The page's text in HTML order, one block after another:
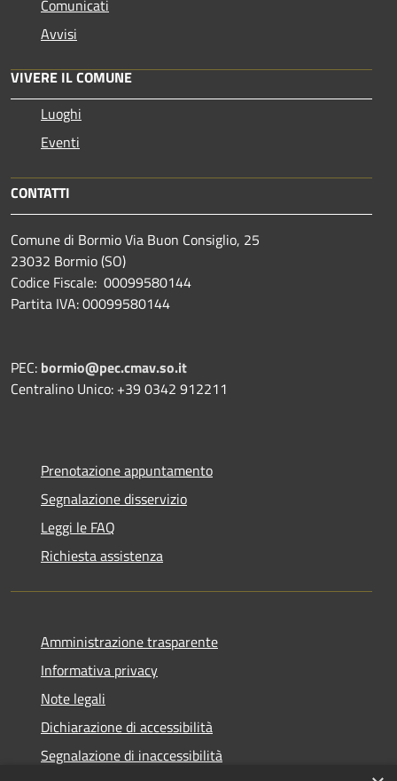
Comunicati
Avvisi
VIVERE IL COMUNE
Luoghi
Eventi
CONTATTI
Comune di Bormio Via Buon Consiglio, 25
23032 Bormio (SO)
Codice Fiscale: 00099580144
Partita IVA: 00099580144
PEC: bormio@pec.cmav.so.it
Centralino Unico: +39 0342 912211
Prenotazione appuntamento
Segnalazione disservizio
Leggi le FAQ
Richiesta assistenza
Amministrazione trasparente
Informativa privacy
Note legali
Dichiarazione di accessibilità
Segnalazione di inaccessibilità